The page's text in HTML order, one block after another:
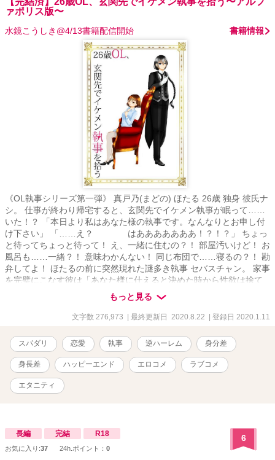
ァポリス版〜
水鏡こうしき@4/13書籍配信開始 書籍情報
《OL執事シリーズ第一弾》 真戸乃(まどの) ほたる 26歳 独身 彼氏ナ
シ。 仕事が終わり帰宅すると、玄関先でイケメン執事が眠って……
いた！？ 「本日より私はあなた様の執事です。なんなりとお申し付
け下さい」 「……え？ はあああああああ！？！？」 ちょっ
と待ってちょっと待って！ え、一緒に住むの？！ 部屋汚いけど！ お
風呂も……一緒？！ 意味わかんない！ 同じ布団で……寝るの？！ 勘
弁してよ！ ほたるの前に突然現れた謎多き執事 セバスチャン。 家事
を完璧にこなす彼は「あなた様に仕えると決めた時から性欲は捨て
置いた」とほたるに告げる。 そうは言いながらもハプニングが起き
る度に垣間見える彼の素顔に戸惑うほたる。 自称執事セバスチャン
がほたるの前に現れた本当の目的とは一体──？ ドタバタ系のラブコ
で、サクッと読めます。 ※この作品は小説家になろう・カクヨムに
も同時連載しておりますが、こちらはアルファポリス版として一部
改稿しております。
もっと見る
文字数 276,973 | 最終更新日 2020.8.22 | 登録日 2020.1.11
スパダリ 恋愛 執事 逆ハーレム 身分差
身長差 ハッピーエンド エロコメ ラブコメ
エタニティ
長編 完結 R18
お気に入り:37 24h.ポイント： 0
6